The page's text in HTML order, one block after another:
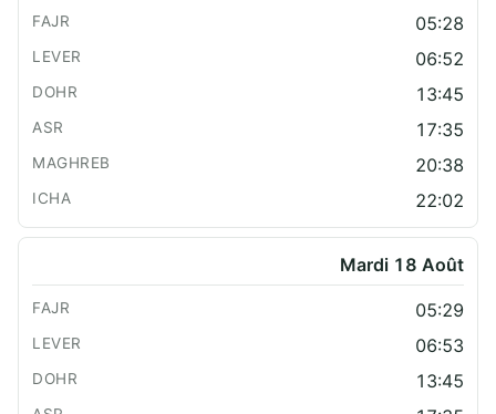
05:28
06:52
13:45
17:35
20:38
22:02
Mardi 18 Août
05:29
06:53
13:45